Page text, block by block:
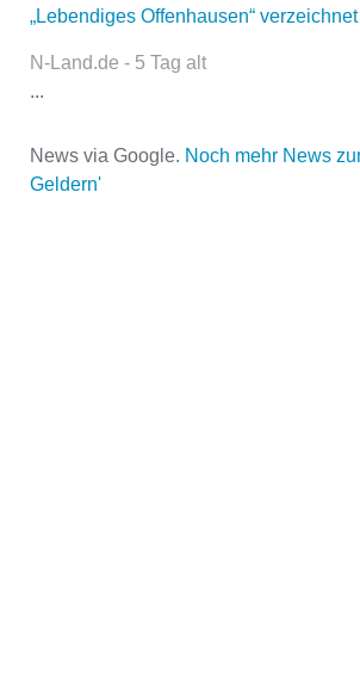
E-Mail*
„Lebendiges Offenhausen“
N-Land.de - 5 Tag alt
...
News via Google. Noch mehr News
Geldern'